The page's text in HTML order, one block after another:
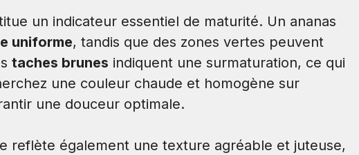
un indicateur essentiel de maturité. Un ananas
uniforme, tandis que des zones vertes peuvent
taches brunes indiquent une surmaturation, ce qui
une couleur chaude et homogène sur
une douceur optimale.
reflète également une texture agréable et juteuse,